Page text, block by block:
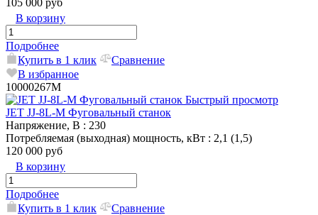
В корзину
Подробнее
Купить в 1 клик
Сравнение
В избранное
10000267M
Быстрый просмотр
JET JJ-8L-M Фуговальный станок
Напряжение, В : 230
Потребляемая (выходная) мощность, кВт : 2,1 (1,5)
120 000 руб
В корзину
Подробнее
Купить в 1 клик
Сравнение